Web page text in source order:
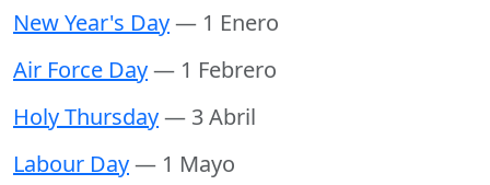
New Year's Day— 1 Enero
Air Force Day— 1 Febrero
Holy Thursday— 3 Abril
Labour Day— 1 Mayo